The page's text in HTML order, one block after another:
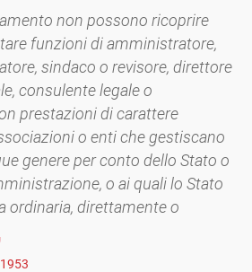
non possono ricoprire
funzioni di amministratore,
sindaco o revisore, direttore
consulente legale o
prestazioni di carattere
o enti che gestiscano
genere per conto dello Stato o
o ai quali lo Stato
ordinaria, direttamente o